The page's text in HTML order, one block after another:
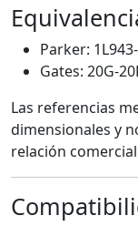
Parker:
Gates: 20G-
Las referencias
dimensionales y
relación